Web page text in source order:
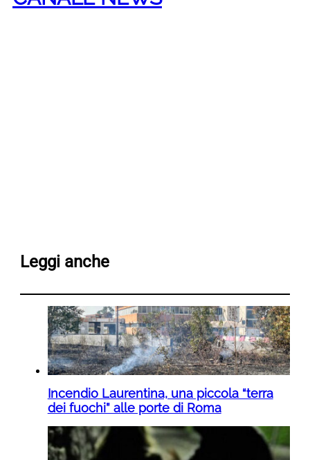
Leggi anche
Incendio Laurentina, una piccola “terra
dei fuochi” alle porte di Roma